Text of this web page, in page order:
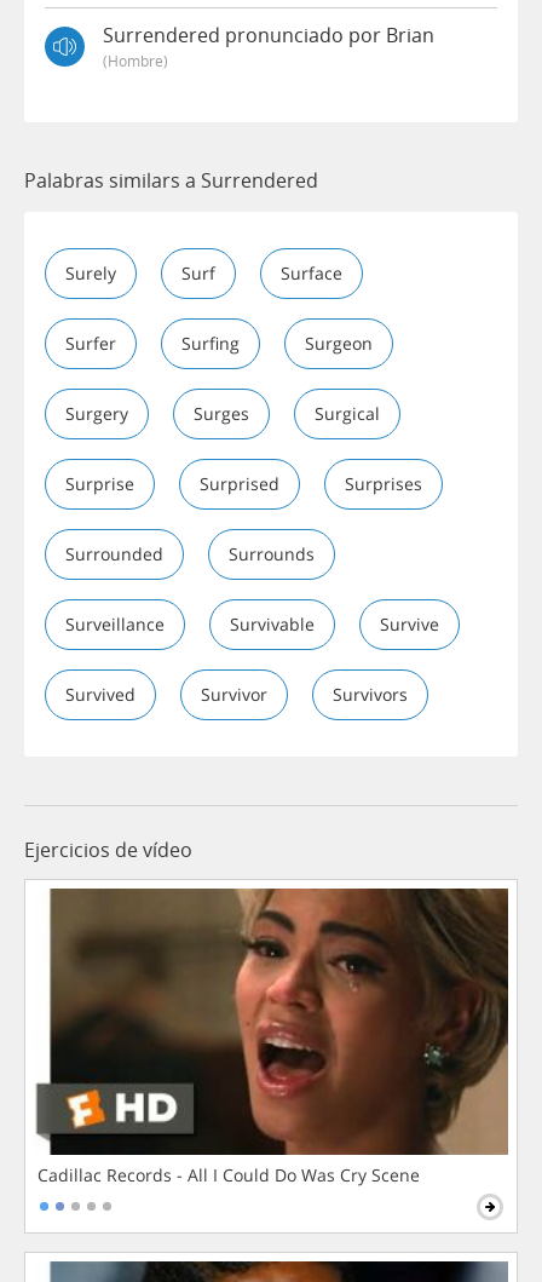
Surrendered pronunciado por Brian
(hombre)
Palabras similars a Surrendered
Surely Surf Surface
Surfer Surfing Surgeon
Surgery Surges Surgical
Surprise Surprised Surprises
Surrounded Surrounds
Surveillance Survivable Survive
Survived Survivor Survivors
Ejercicios de vídeo
Cadillac Records - All I Could Do Was Cry Scene